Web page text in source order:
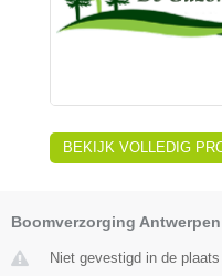
BEKIJK VOLLEDIG
Boomverzorging Antwerpen
Niet gevestigd in de